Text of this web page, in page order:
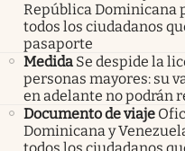
República Dominicana
todos los ciudadanos
pasaporte
Medida Se despide la
personas mayores: su
en adelante no podrán
Documento de viaje
Dominicana y